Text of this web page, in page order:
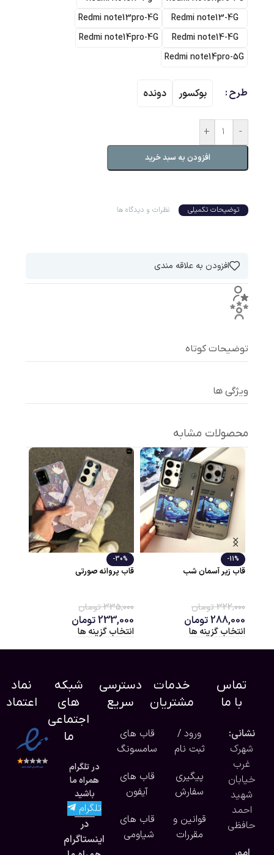
Redmi note13-4G
Redmi note13pro-4G
Redmi note14-4G
Redmi note14pro-4G
Redmi note14pro-5G
طرح بوکسور دونده
-
+
افزودن به سبد خرید
توضیحات تکمیلی نظرات و دیدگاه ها
توضیحات کوتاه
ویژگی ها
افزودن به علاقه مندی
محصولات مشابه
صورتی
تومان
تومان
ها
قاب طلقی مات مگ سیف
انتخاب گزینه ها
تماس
با ما
نشانی:
شهرک
غرب
خیابان
شهید
احمد
حافظی
خدمات
مشتریان
ورود /
ثبت نام
پیگیری
سفارش
قوانین و
مقررات
دسترسی
سریع
قاب های
سامسونگ
قاب های
آیفون
قاب های
شیاومی
شبکه
های
اجتماعی
ما
در تلگرام
همراه ما
باشید
تلگرام
در
اینستاگرام
نماد
اعتماد